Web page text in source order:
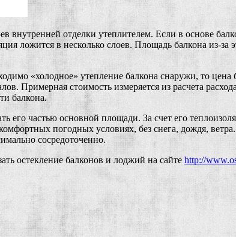
внутренней отделки утеплителем. Если в основе
ложится в несколько слоев. Площадь балкона из-за
«холодное» утепление балкона снаружи, то цена
Примерная стоимость измеряется из расчета
балкона.
его частью основной площади. За счет его
погодных условиях, без снега, дождя,
сосредоточенно.
остекление балконов и лоджий на сайте http://